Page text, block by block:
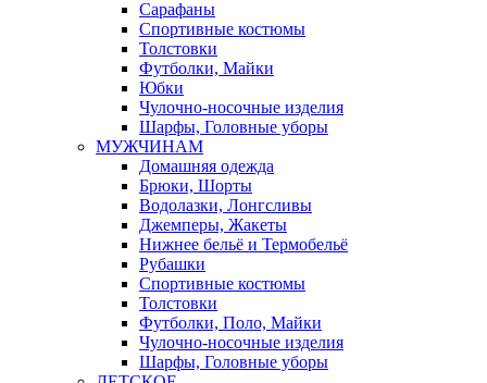
Сарафаны
Спортивные костюмы
Толстовки
Футболки, Майки
Юбки
Чулочно-носочные изделия
Шарфы, Головные уборы
МУЖЧИНАМ
Домашняя одежда
Брюки, Шорты
Водолазки, Лонгсливы
Джемперы, Жакеты
Нижнее бельё и Термобельё
Рубашки
Спортивные костюмы
Толстовки
Футболки, Поло, Майки
Чулочно-носочные изделия
Шарфы, Головные уборы